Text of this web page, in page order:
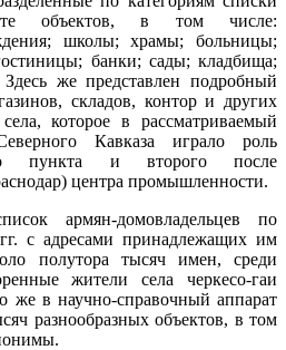
объектов, в том числе:
школы; храмы; больницы;
банки; сады; кладбища;
же представлен подробный
складов, контор и других
которое в рассматриваемый
Кавказа играло роль
пункта и второго после
центра промышленности.
армян-домовладельцев по
с адресами принадлежащих им
полутора тысяч имен, среди
жители села черкесо-гаи
же в научно-справочный аппарат
разнообразных объектов, в том